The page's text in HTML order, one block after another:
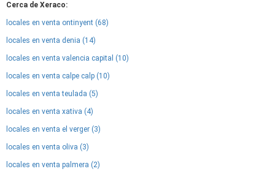
Cerca de Xeraco:
locales en venta ontinyent (68)
locales en venta denia (14)
locales en venta valencia capital (10)
locales en venta calpe calp (10)
locales en venta teulada (5)
locales en venta xativa (4)
locales en venta el verger (3)
locales en venta oliva (3)
locales en venta palmera (2)